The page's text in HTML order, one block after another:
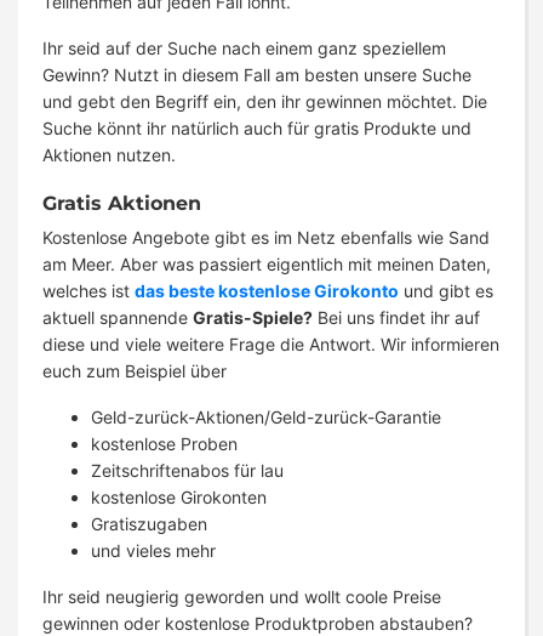
Ihr seid auf der Suche nach einem ganz speziellem
Gewinn? Nutzt in diesem Fall am besten unsere Suche
und gebt den Begriff ein, den ihr gewinnen möchtet. Die
Suche könnt ihr natürlich auch für gratis Produkte und
Aktionen nutzen.
Gratis Aktionen
Kostenlose Angebote gibt es im Netz ebenfalls wie Sand
am Meer. Aber was passiert eigentlich mit meinen Daten,
welches ist das beste kostenlose Girokonto und gibt es
aktuell spannende Gratis-Spiele? Bei uns findet ihr auf
diese und viele weitere Frage die Antwort. Wir informieren
euch zum Beispiel über
Geld-zurück-Aktionen/Geld-zurück-Garantie
kostenlose Proben
Zeitschriftenabos für lau
kostenlose Girokonten
Gratiszugaben
und vieles mehr
Ihr seid neugierig geworden und wollt coole Preise
gewinnen oder kostenlose Produktproben abstauben?